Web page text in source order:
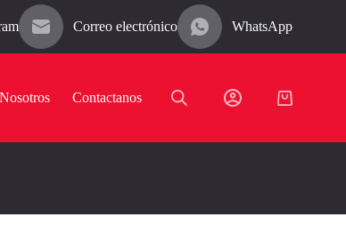
Correo electrónico WhatsApp
Nosotros Contactanos
Carro